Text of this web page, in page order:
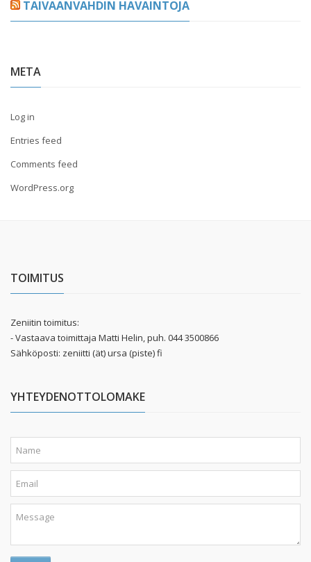
TAIVAANVAHDIN HAVAINTOJA
META
Log in
Entries feed
Comments feed
WordPress.org
TOIMITUS
Zeniitin toimitus:
- Vastaava toimittaja Matti Helin, puh. 044 3500866
Sähköposti: zeniitti (ät) ursa (piste) fi
YHTEYDENOTTOLOMAKE